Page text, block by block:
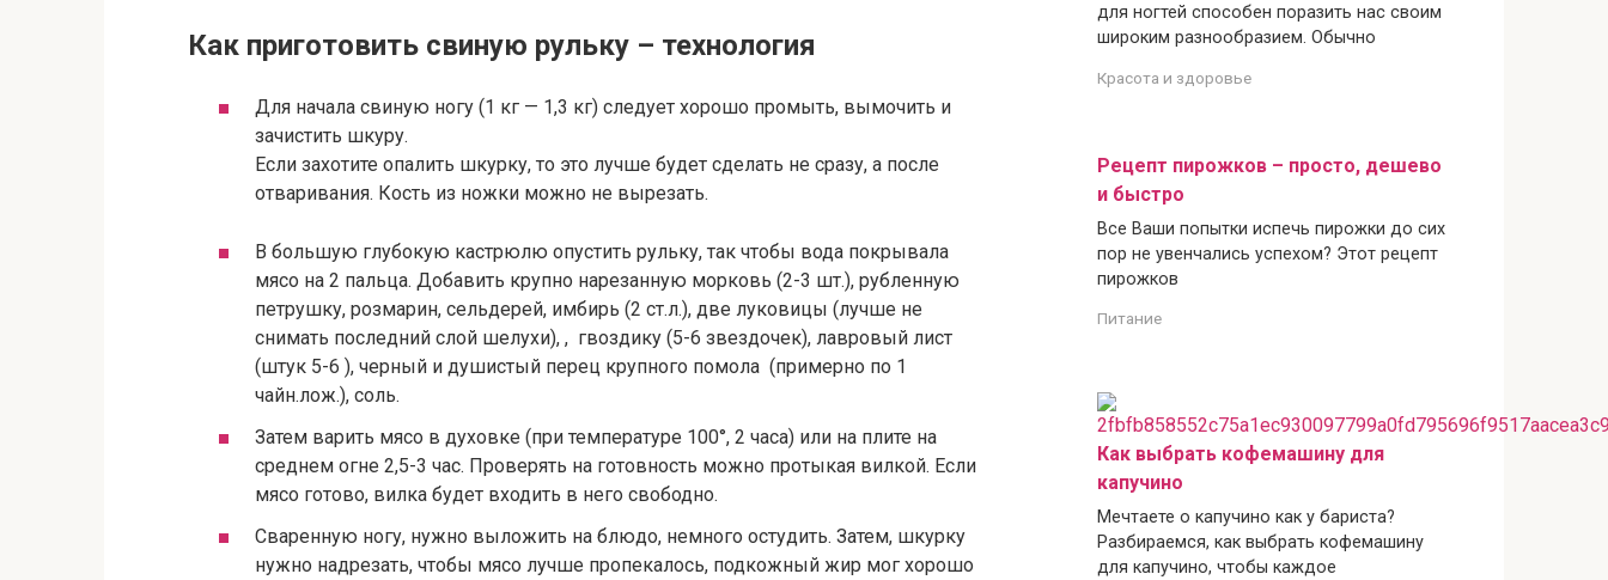
Как приготовить свиную рульку – технология
Для начала свиную ногу (1 кг — 1,3 кг) следует хорошо промыть, вымочить и
зачистить шкуру.
Если захотите опалить шкурку, то это лучше будет сделать не сразу, а после
отваривания. Кость из ножки можно не вырезать.
В большую глубокую кастрюлю опустить рульку, так чтобы вода покрывала
мясо на 2 пальца. Добавить крупно нарезанную морковь (2-3 шт.), рубленную
петрушку, розмарин, сельдерей, имбирь (2 ст.л.), две луковицы (лучше не
снимать последний слой шелухи), , гвоздику (5-6 звездочек), лавровый лист
(штук 5-6 ), черный и душистый перец крупного помола (примерно по 1
чайн.лож.), соль.
Затем варить мясо в духовке (при температуре 100°, 2 часа) или на плите на
среднем огне 2,5-3 час. Проверять на готовность можно протыкая вилкой. Если
мясо готово, вилка будет входить в него свободно.
Сваренную ногу, нужно выложить на блюдо, немного остудить. Затем, шкурку
нужно надрезать, чтобы мясо лучше пропекалось, подкожный жир мог хорошо
для ногтей способен поразить нас своим
широким разнообразием. Обычно
Красота и здоровье
Рецепт пирожков – просто, дешево
и быстро
Все Ваши попытки испечь пирожки до сих
пор не увенчались успехом? Этот рецепт
пирожков
Питание
Как выбрать кофемашину для
капучино
Мечтаете о капучино как у бариста?
Разбираемся, как выбрать кофемашину
для капучино, чтобы каждое